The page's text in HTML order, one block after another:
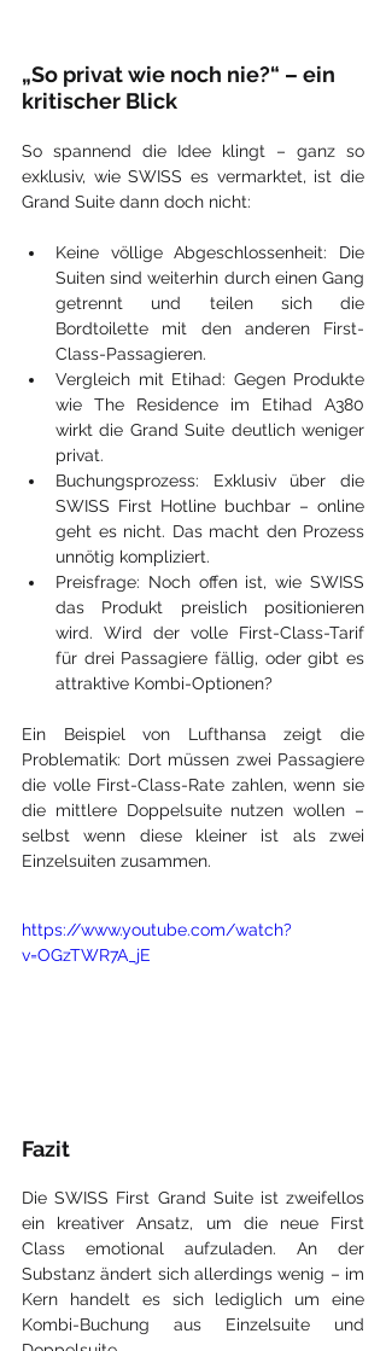
„So privat wie noch nie?“ – ein
kritischer Blick
So spannend die Idee klingt – ganz so
exklusiv, wie SWISS es vermarktet, ist die
Grand Suite dann doch nicht:
Keine völlige Abgeschlossenheit: Die
Suiten sind weiterhin durch einen Gang
getrennt und teilen sich die
Bordtoilette mit den anderen First-
Class-Passagieren.
Vergleich mit Etihad: Gegen Produkte
wie The Residence im Etihad A380
wirkt die Grand Suite deutlich weniger
privat.
Buchungsprozess: Exklusiv über die
SWISS First Hotline buchbar – online
geht es nicht. Das macht den Prozess
unnötig kompliziert.
Preisfrage: Noch offen ist, wie SWISS
das Produkt preislich positionieren
wird. Wird der volle First-Class-Tarif
für drei Passagiere fällig, oder gibt es
attraktive Kombi-Optionen?
Ein Beispiel von Lufthansa zeigt die
Problematik: Dort müssen zwei Passagiere
die volle First-Class-Rate zahlen, wenn sie
die mittlere Doppelsuite nutzen wollen –
selbst wenn diese kleiner ist als zwei
Einzelsuiten zusammen.
https://www.youtube.com/watch?
v=OGzTWR7A_jE
Fazit
Die SWISS First Grand Suite ist zweifellos
ein kreativer Ansatz, um die neue First
Class emotional aufzuladen. An der
Substanz ändert sich allerdings wenig – im
Kern handelt es sich lediglich um eine
Kombi-Buchung aus Einzelsuite und